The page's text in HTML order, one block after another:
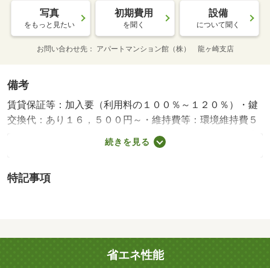
写真
をもっと見たい
初期費用
を聞く
設備
について聞く
お問い合わせ先 アパートマンション館（株） 龍ヶ崎支店
備考
賃貸保証等：加入要（利用料の１００％～１２０％）・鍵
交換代：あり１６，５００円～・維持費等：環境維持費５
５０円／月・インターネット利用料３，６３０円／月・◎
夏キャンペーン♪家電プレゼント！対象物件は「物件詳細を
意） 23760円/入居者サポートシステムプラス（任
続きを見る
特記事項
省エネ性能